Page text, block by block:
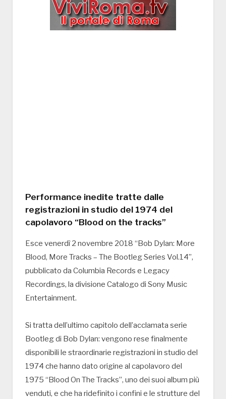
Performance inedite tratte dalle
registrazioni in studio del 1974 del
capolavoro “Blood on the tracks”
Esce venerdì 2 novembre 2018 “Bob Dylan: More
Blood, More Tracks – The Bootleg Series Vol.14”,
pubblicato da Columbia Records e Legacy
Recordings, la divisione Catalogo di Sony Music
Entertainment.
Si tratta dell’ultimo capitolo dell’acclamata serie
Bootleg di Bob Dylan: vengono rese finalmente
disponibili le straordinarie registrazioni in studio del
1974 che hanno dato origine al capolavoro del
1975 “Blood On The Tracks”, uno dei suoi album più
venduti, e che ha ridefinito i confini e le strutture del